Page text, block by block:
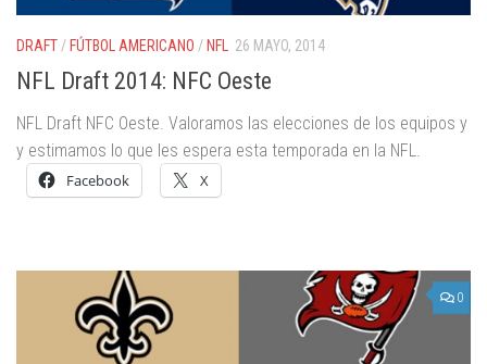
DRAFT / FÚTBOL AMERICANO / NFL 26 MAYO, 2014
NFL Draft 2014: NFC Oeste
NFL Draft NFC Oeste. Valoramos las elecciones de los equipos y
y estimamos lo que les espera esta temporada en la NFL.
Facebook X
0